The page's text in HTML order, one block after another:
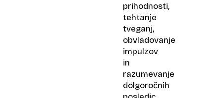
prihodnosti,
tehtanje
tveganj,
obvladovanje
impulzov
in
razumevanje
dolgoročnih